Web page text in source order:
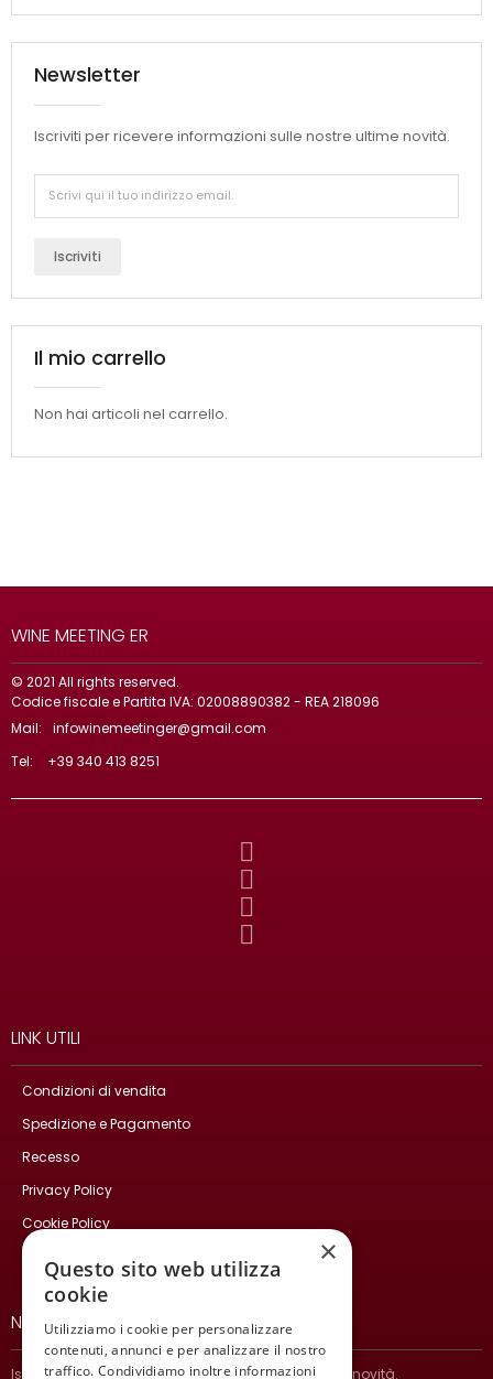
Newsletter
Iscriviti per ricevere informazioni sulle nostre ultime novità.
Iscriviti
Il mio carrello
Non hai articoli nel carrello.
WINE MEETING ER
© 2021 All rights reserved.
Codice fiscale e Partita IVA: 02008890382 - REA 218096
Mail:
infowinemeetinger@gmail.com
Tel:
+39 340 413 8251
LINK UTILI
Condizioni di vendita
Spedizione e Pagamento
Recesso
Privacy Policy
Cookie Policy
Contatti
NEWSLETTER
Iscriviti per ricevere informazioni sulle nostre ultime novità.
×
Questo sito web utilizza
cookie
Utilizziamo i cookie per personalizzare
contenuti, annunci e per analizzare il nostro
traffico. Condividiamo inoltre informazioni